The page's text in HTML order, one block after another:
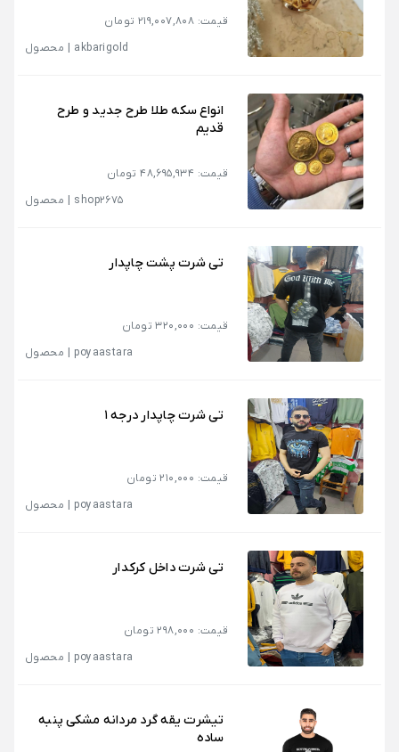
قیمت: 219,007,808 تومان
akbarigold
محصول
انواع سکه طلا طرح جدید و طرح
قدیم
قیمت: 48,695,934 تومان
shop2675
محصول
تی شرت پشت چاپدار
قیمت: 320,000 تومان
poyaastara
محصول
تی شرت چاپدار درجه ۱
قیمت: 210,000 تومان
poyaastara
محصول
تی شرت داخل کرکدار
قیمت: 298,000 تومان
poyaastara
محصول
تیشرت یقه گرد مردانه مشکی پنبه
ساده